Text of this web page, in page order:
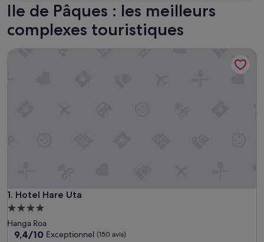
Ile de Pâques : les meilleurs
complexes touristiques
1. Hotel Hare Uta
Hotel Hare Uta
Hébergement
4.0 étoiles
Hanga Roa
9.4
9,4/10 Exceptionnel (150 avis)